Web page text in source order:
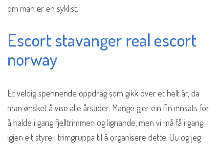
om man er en syklist.
Escort stavanger real escort
norway
Et veldig spennende oppdrag som gikk over et helt år, da
man ønsket å vise alle årstider. Mange gjer ein fin innsats for
å halde i gang fjelltrimmen og lignande, men vi må få i gang
igjen eit styre i trimgruppa til å organisere dette. Du og jeg